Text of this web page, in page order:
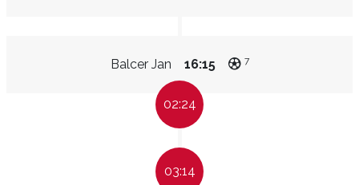
Balcer Jan 16:15 7
02:24
03:14